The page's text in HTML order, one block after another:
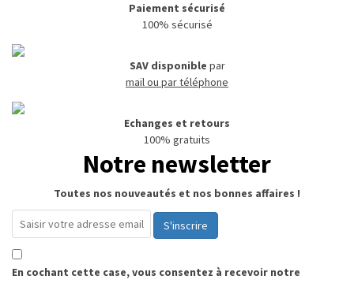
Paiement sécurisé
100% sécurisé
SAV disponible par
mail ou par téléphone
Echanges et retours
100% gratuits
Notre newsletter
Toutes nos nouveautés et nos bonnes affaires !
S'inscrire
En cochant cette case, vous consentez à recevoir notre